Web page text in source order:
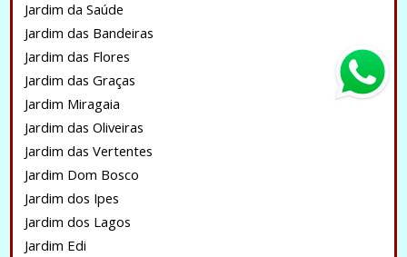
Jardim da Saúde
Jardim das Bandeiras
Jardim das Flores
Jardim das Graças
Jardim Miragaia
Jardim das Oliveiras
Jardim das Vertentes
Jardim Dom Bosco
Jardim dos Ipes
Jardim dos Lagos
Jardim Edi